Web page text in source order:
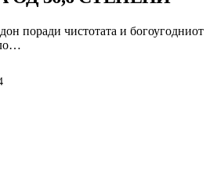
поради чистотата и богоугодниот